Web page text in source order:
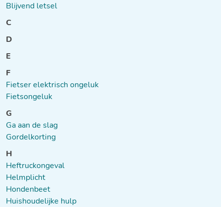
Blijvend letsel
C
D
E
F
Fietser elektrisch ongeluk
Fietsongeluk
G
Ga aan de slag
Gordelkorting
H
Heftruckongeval
Helmplicht
Hondenbeet
Huishoudelijke hulp